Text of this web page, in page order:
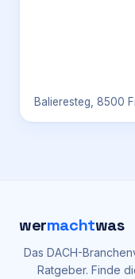
Balieresteg, 8500
wermachtwas
Das DACH-
Ratgeber. Finde